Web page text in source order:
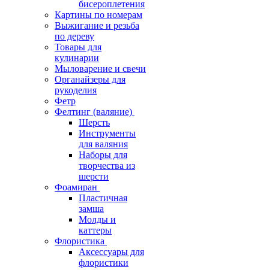
бисероплетения
Картины по номерам
Выжигание и резьба
по дереву
Товары для
кулинарии
Мыловарение и свечи
Органайзеры для
рукоделия
Фетр
Фелтинг (валяние)
Шерсть
Инструменты
для валяния
Наборы для
творчества из
шерсти
Фоамиран
Пластичная
замша
Молды и
каттеры
Флористика
Аксессуары для
флористики